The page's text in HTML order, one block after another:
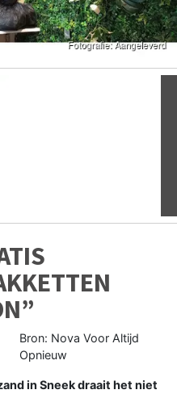
Bron: Nova Voor Altijd
Opnieuw
in Sneek draait het niet